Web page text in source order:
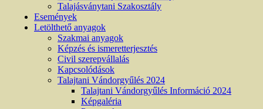
Talajásványtani Szakosztály
Események
Letölthető anyagok
Szakmai anyagok
Képzés és ismeretterjesztés
Civil szerepvállalás
Kapcsolódások
Talajtani Vándorgyűlés 2024
Talajtani Vándorgyűlés Információ 2024
Képgaléria